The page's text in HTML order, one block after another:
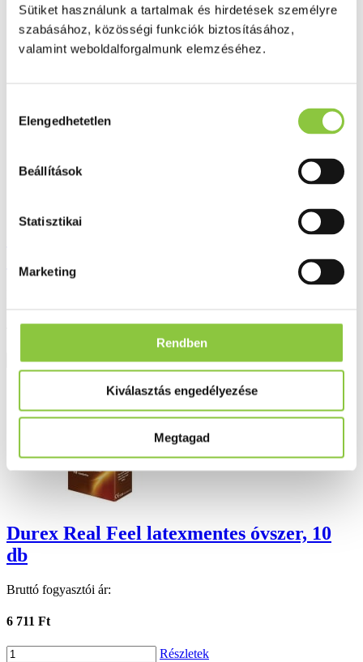
Sütiket használunk a tartalmak és hirdetések személyre
szabásához, közösségi funkciók biztosításához,
valamint weboldalforgalmunk elemzéséhez.
kiválasztása
Elengedhetetlen
Beállítások
Statisztikai
Marketing
Rendben
Kiválasztás engedélyezése
Megtagad
Ezek is érdekelhetik Önt
Jutavit C-vitamin 1500 mg + csipkebogyó
+ acerola kivonat +D3 filmtabletta 100 db
4 303 Ft
Részletek
Durex Real Feel latexmentes óvszer, 10
db
Bruttó fogyasztói ár:
6 711 Ft
Részletek